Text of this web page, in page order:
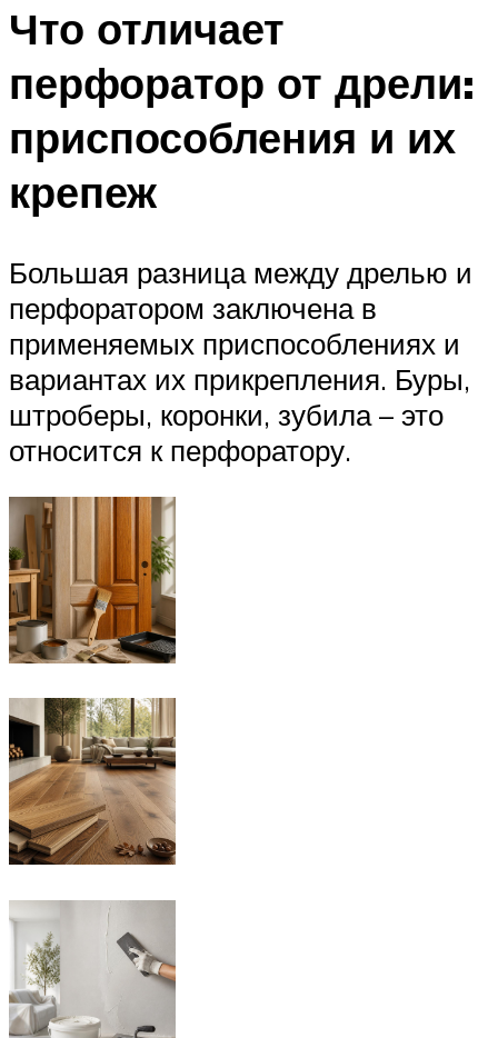
Что отличает
перфоратор от дрели:
приспособления и их
крепеж
Большая разница между дрелью и
перфоратором заключена в
применяемых приспособлениях и
вариантах их прикрепления. Буры,
штроберы, коронки, зубила – это
относится к перфоратору.